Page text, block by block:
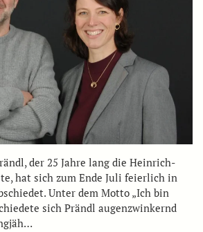
der 25 Jahre lang die Heinrich-
hat sich zum Ende Juli feierlich in
Unter dem Motto „Ich bin
sich Prändl augenzwinkernd